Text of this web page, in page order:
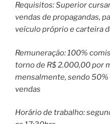
Requisitos: Superior
vendas de propagandas,
veículo próprio e carteira
Remuneração: 100%
torno de R$ 2.000,00 por
mensalmente, sendo 50%
vendas
Horário de trabalho: